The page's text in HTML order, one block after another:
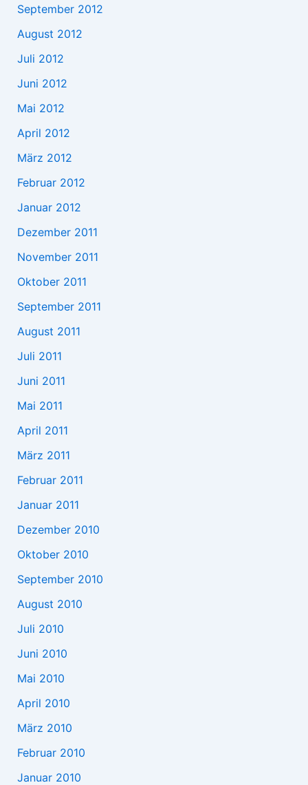
September 2012
August 2012
Juli 2012
Juni 2012
Mai 2012
April 2012
März 2012
Februar 2012
Januar 2012
Dezember 2011
November 2011
Oktober 2011
September 2011
August 2011
Juli 2011
Juni 2011
Mai 2011
April 2011
März 2011
Februar 2011
Januar 2011
Dezember 2010
Oktober 2010
September 2010
August 2010
Juli 2010
Juni 2010
Mai 2010
April 2010
März 2010
Februar 2010
Januar 2010